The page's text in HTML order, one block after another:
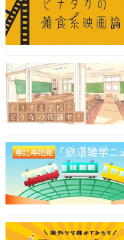
※掲載されている情報
じめご了承ください
すると、売上の一部
この記事
いもの部
のがもっと楽しく、もっ